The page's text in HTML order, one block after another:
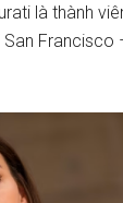
là thành
Francisco